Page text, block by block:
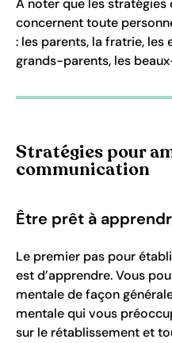
concernent toute
: les parents, la fratrie, les
grands-parents, les
Stratégies pour
communication
Être prêt à
Le premier pas pour
est d’apprendre. Vous
mentale de façon
mentale qui vous
sur le rétablissement et